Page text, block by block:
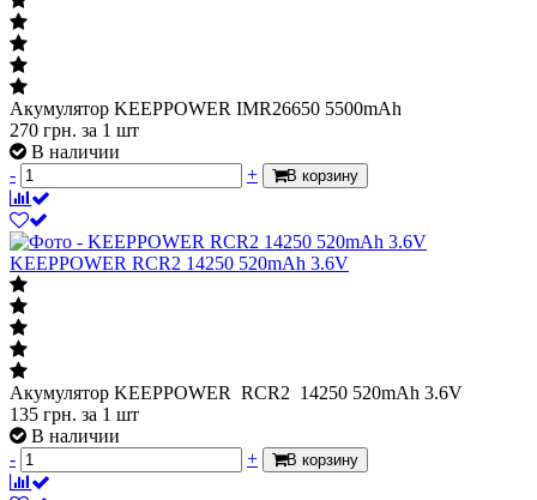
Акумулятор KEEPPOWER IMR26650 5500mAh
270 грн. за 1 шт
В наличии
-
+ В корзину
KEEPPOWER RCR2 14250 520mAh 3.6V
Акумулятор KEEPPOWER RCR2 14250 520mAh 3.6V
135 грн. за 1 шт
В наличии
-
+ В корзину